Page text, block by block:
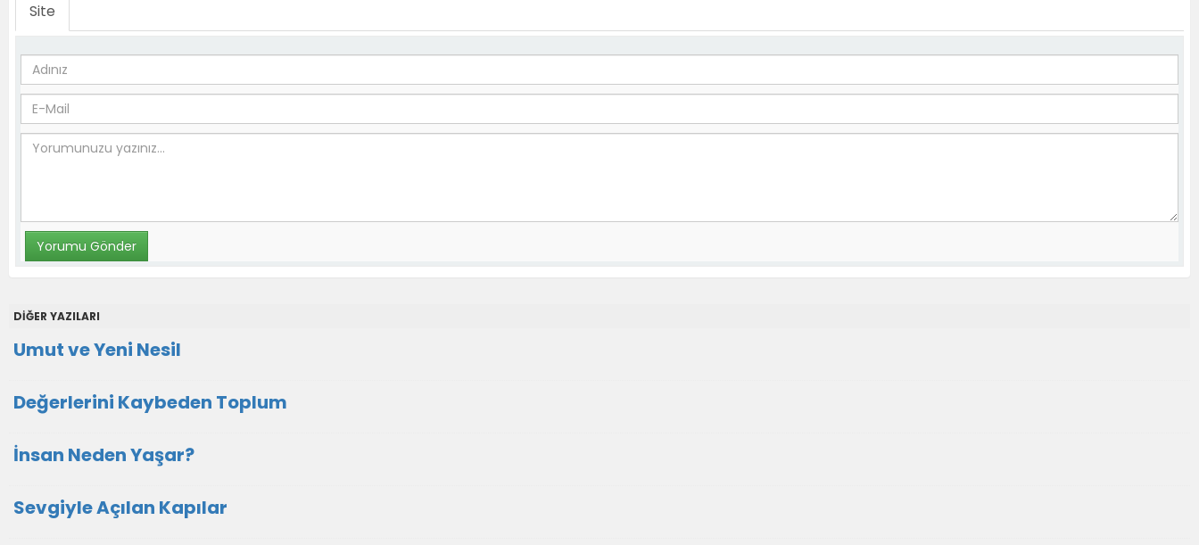
Site
DİĞER YAZILARI
Umut ve Yeni Nesil
Değerlerini Kaybeden Toplum
İnsan Neden Yaşar?
Sevgiyle Açılan Kapılar